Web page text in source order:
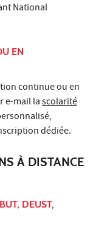
National
EN
continue ou en
e-mail lascolarité
dédiée.
À DISTANCE
DEUST,